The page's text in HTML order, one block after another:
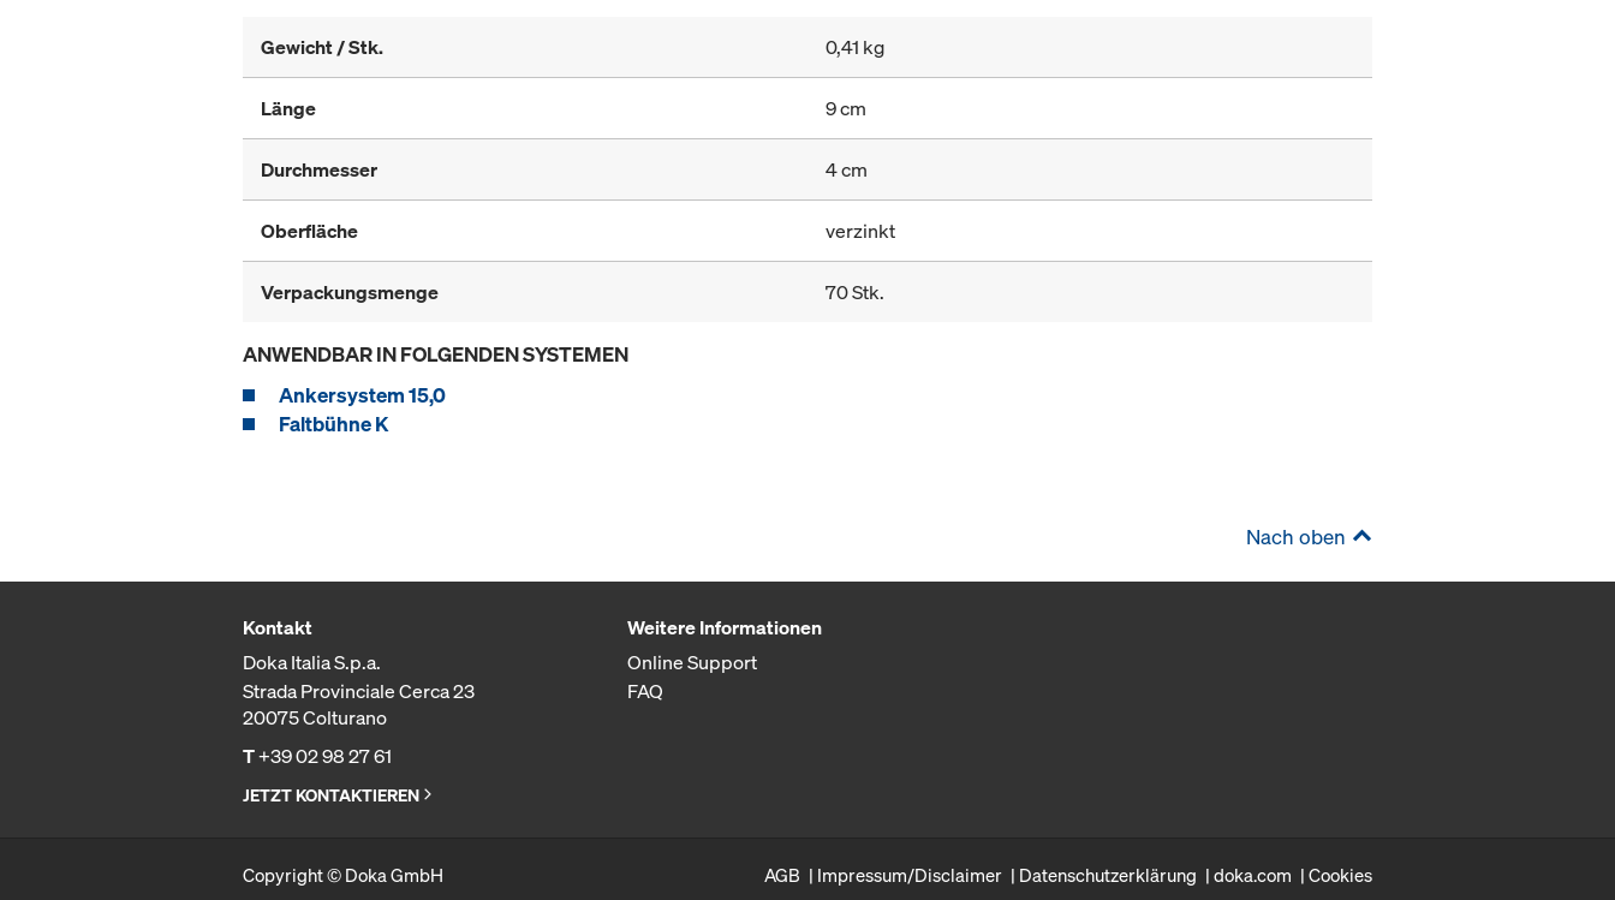
Gewicht / Stk. 0,41 kg
Länge 9 cm
Durchmesser 4 cm
Oberfläche verzinkt
Verpackungsmenge 70 Stk.
ANWENDBAR IN FOLGENDEN SYSTEMEN
Ankersystem 15,0
Faltbühne K
Nach oben
Kontakt
Doka Italia S.p.a.
Strada Provinciale Cerca 23
20075 Colturano
T+39 02 98 27 61
JETZT KONTAKTIEREN
Weitere Informationen
Online Support
FAQ
Copyright © Doka GmbH AGB Impressum/Disclaimer Datenschutzerklärung doka.com Cookies